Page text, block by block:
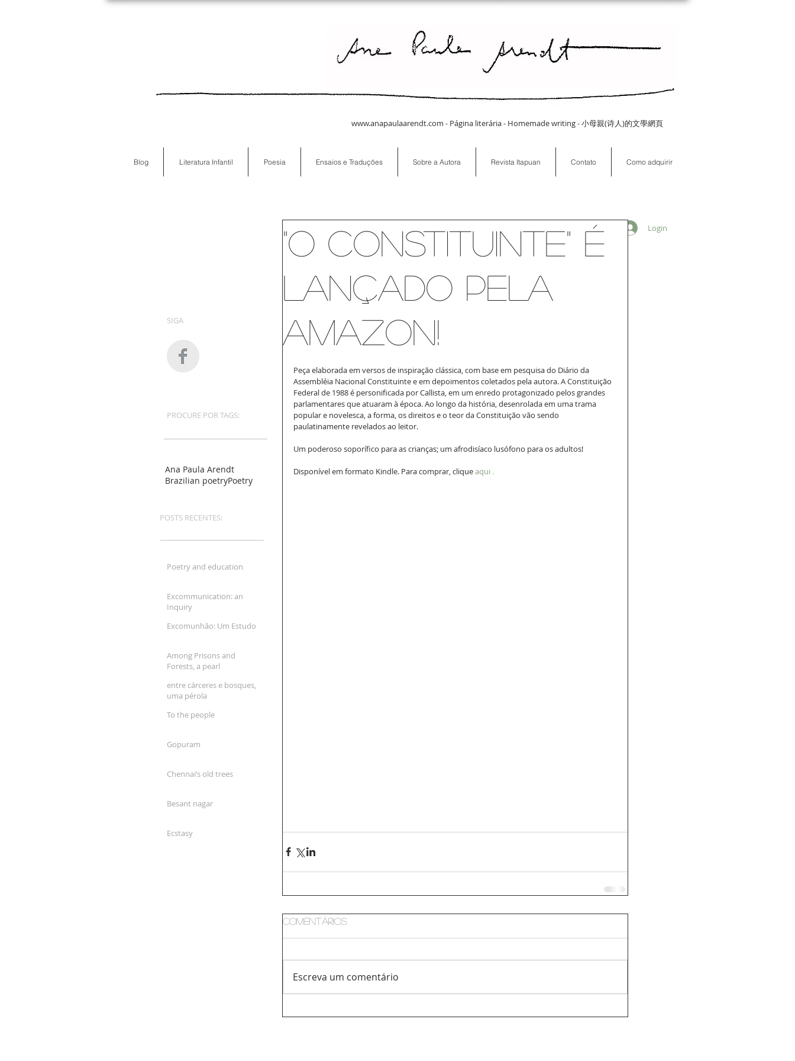
www.anapaulaarendt.com - Página literária - Homemade writing - 小母親(诗人)的文學網頁
Blog Literatura Infantil Poesia Ensaios e Traduções Sobre a Autora Revista Itapuan Contato Como adquirir
Login
Ana Paula Arendt
Brazilian poetryPoetry
PROCURE POR TAGS:
Poetry and education
Excommunication: an
Inquiry
Excomunhão: Um Estudo
Among Prisons and
Forests, a pearl
entre cárceres e bosques,
uma pérola
To the people
Gopuram
Chennai’s old trees
Besant nagar
Ecstasy
POSTS RECENTES:
SIGA
"O Constituinte" é
lançado pela
Amazon!
Peça elaborada em versos de inspiração clássica, com base em pesquisa do Diário da
Assembléia Nacional Constituinte e em depoimentos coletados pela autora. A Constituição
Federal de 1988 é personificada por Callista, em um enredo protagonizado pelos grandes
parlamentares que atuaram à época. Ao longo da história, desenrolada em uma trama
popular e novelesca, a forma, os direitos e o teor da Constituição vão sendo
paulatinamente revelados ao leitor.
Um poderoso soporífico para as crianças; um afrodisíaco lusófono para os adultos!
Disponível em formato Kindle. Para comprar, clique aqui .
Comentários
Escreva um comentário